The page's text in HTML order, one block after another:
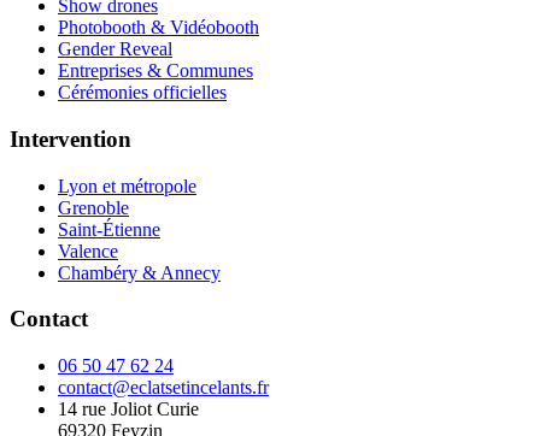
Show drones
Photobooth & Vidéobooth
Gender Reveal
Entreprises & Communes
Cérémonies officielles
Intervention
Lyon et métropole
Grenoble
Saint-Étienne
Valence
Chambéry & Annecy
Contact
06 50 47 62 24
contact@eclatsetincelants.fr
14 rue Joliot Curie
69320 Feyzin